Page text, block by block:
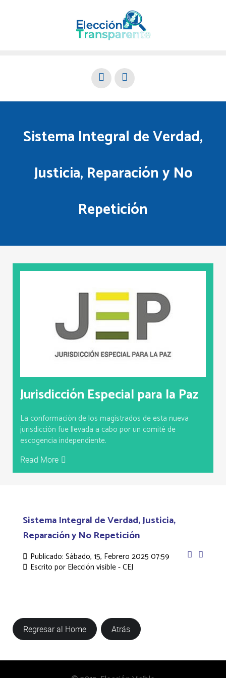
Sistema Integral de Verdad,
Justicia, Reparación y No
Repetición
Jurisdicción Especial para la Paz
La conformación de los magistrados de esta nueva
jurisdicción fue llevada a cabo por un comité de
escogencia independiente.
Read More
Sistema Integral de Verdad, Justicia,
Reparación y No Repetición
Publicado: Sábado, 15, Febrero 2025 07:59
Escrito por Elección visible - CEJ
Regresar al Home Atrás